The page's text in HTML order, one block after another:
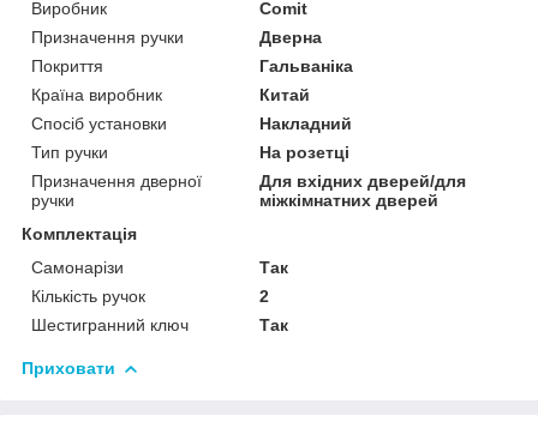
Виробник
Comit
Призначення ручки
Дверна
Покриття
Гальваніка
Країна виробник
Китай
Спосіб установки
Накладний
Тип ручки
На розетці
Призначення дверної
ручки
Для вхідних дверей/для
міжкімнатних дверей
Комплектація
Самонарізи
Так
Кількість ручок
2
Шестигранний ключ
Так
Приховати